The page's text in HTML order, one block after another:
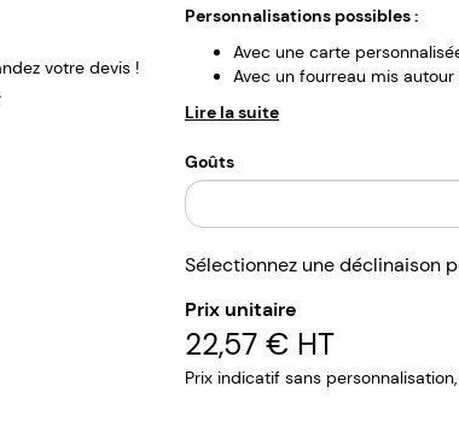
votre devis !
Personnalisations possibles :
Avec une carte
Avec un fourreau mis
Lire la suite
Goûts
Sélectionnez une déclinaison
Prix unitaire
22,57 € HT
Prix indicatif sans